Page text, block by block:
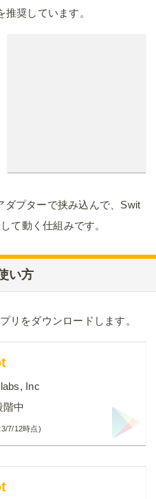
奨しています。
ダプターで挟み込んで、Swit
て動く仕組みです。
い方
リをダウンロードします。
Inc
中
7/12時点)